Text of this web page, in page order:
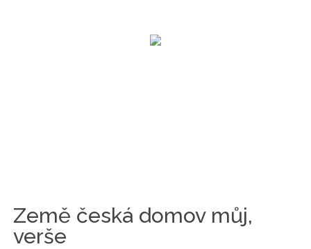
Země česká domov můj,
verše